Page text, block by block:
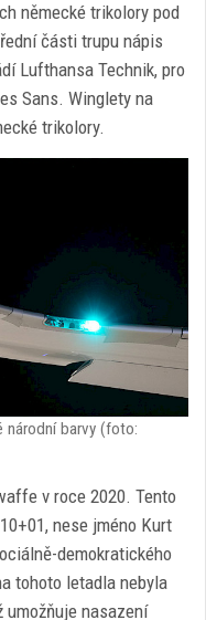
německé trikolory pod
části trupu nápis
Lufthansa Technik, pro
Sans. Winglety na
trikolory.
národní barvy (foto:
v roce 2020. Tento
nese jméno Kurt
demokratického
tohoto letadla nebyla
umožňuje nasazení